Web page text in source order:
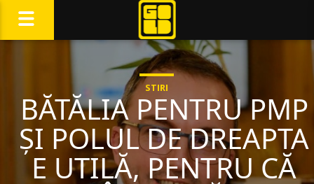
STIRI
BĂTĂLIA PENTRU PMP
ȘI POLUL DE DREAPTA
E UTILĂ, PENTRU CĂ